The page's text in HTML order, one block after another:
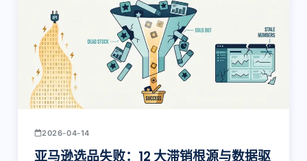
2026-04-14
亚马逊选品失败：12 大滞销根源与数据驱